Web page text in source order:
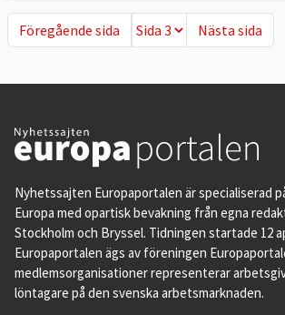
Föregående sida
Föregående sida Nästa sida
Nästa sida
Nyhetssajten Europaportalen är specialiserad
Europa med opartisk bevakning från egna
Stockholm och Bryssel. Tidningen startade 12
Europaportalen ägs av föreningen
medlemsorganisationer representerar
löntagare på den svenska arbetsmarknaden.